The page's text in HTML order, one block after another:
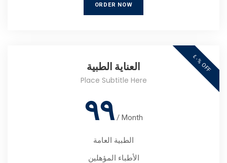
ORDER NOW
العناية الطبية
Place Subtitle Here
٩٩ / Month
الطبية العامة
الأطباء المؤهلين
٤
٠%
O
FF